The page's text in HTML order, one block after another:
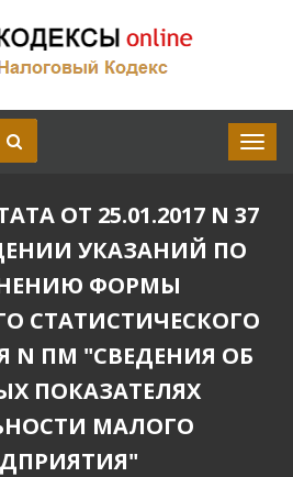
ОТ 25.01.2017 N 37
УКАЗАНИЙ ПО
ФОРМЫ
СТАТИСТИЧЕСКОГО
N ПМ "СВЕДЕНИЯ ОБ
ПОКАЗАТЕЛЯХ
МАЛОГО